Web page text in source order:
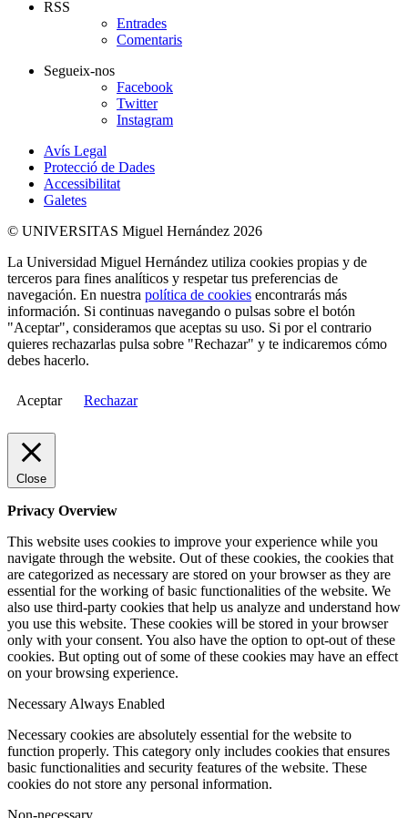
RSS
Entrades
Comentaris
Segueix-nos
Facebook
Twitter
Instagram
Avís Legal
Protecció de Dades
Accessibilitat
Galetes
© UNIVERSITAS Miguel Hernández 2026
La Universidad Miguel Hernández utiliza cookies propias y de
terceros para fines analíticos y respetar tus preferencias de
navegación. En nuestra política de cookies encontrarás más
información. Si continuas navegando o pulsas sobre el botón
"Aceptar", consideramos que aceptas su uso. Si por el contrario
quieres rechazarlas pulsa sobre "Rechazar" y te indicaremos cómo
debes hacerlo.
Aceptar Rechazar
Close
Privacy Overview
This website uses cookies to improve your experience while you
navigate through the website. Out of these cookies, the cookies that
are categorized as necessary are stored on your browser as they are
essential for the working of basic functionalities of the website. We
also use third-party cookies that help us analyze and understand how
you use this website. These cookies will be stored in your browser
only with your consent. You also have the option to opt-out of these
cookies. But opting out of some of these cookies may have an effect
on your browsing experience.
NecessaryAlways Enabled
Necessary cookies are absolutely essential for the website to
function properly. This category only includes cookies that ensures
basic functionalities and security features of the website. These
cookies do not store any personal information.